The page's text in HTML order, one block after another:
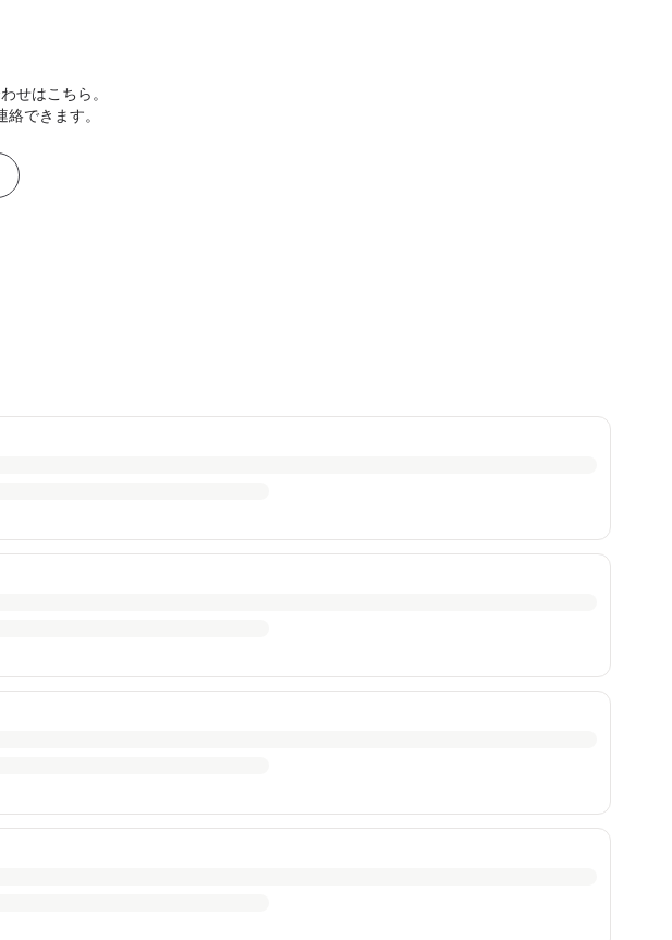
せはこちら。
できます。